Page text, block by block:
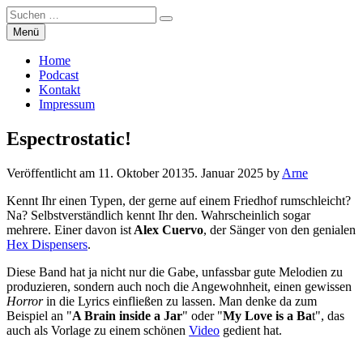
Suchen
nach:
Suchen
Zum
Inhalt
springen
Manierenversagen
Menü
Home
Podcast
Kontakt
Impressum
Espectrostatic!
Veröffentlicht am 11. Oktober 20135. Januar 2025 by Arne
Kennt Ihr einen Typen, der gerne auf einem Friedhof rumschleicht?
Na? Selbstverständlich kennt Ihr den. Wahrscheinlich sogar
mehrere. Einer davon ist Alex Cuervo, der Sänger von den genialen
Hex Dispensers.
Diese Band hat ja nicht nur die Gabe, unfassbar gute Melodien zu
produzieren, sondern auch noch die Angewohnheit, einen gewissen
Horrorin die Lyrics einfließen zu lassen. Man denke da zum
Beispiel an "A Brain inside a Jar" oder "My Love is a Bat", das
auch als Vorlage zu einem schönen Video gedient hat.